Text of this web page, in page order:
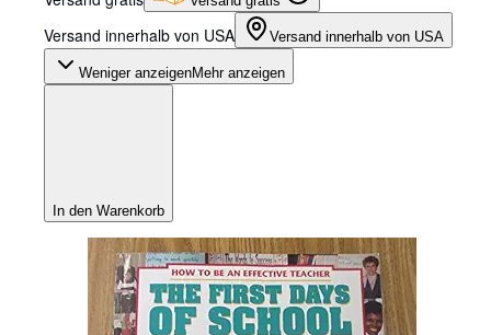
Versand innerhalb von USA Versand innerhalb von USA
Weniger anzeigenMehr anzeigen
In den Warenkorb